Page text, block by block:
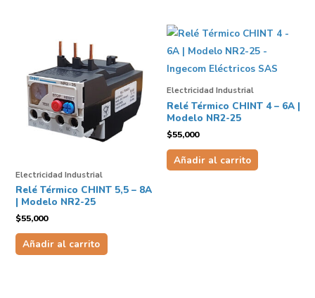
Electricidad Industrial
Relé Térmico CHINT 5,5 – 8A
| Modelo NR2-25
$55,000
Añadir al carrito
Electricidad Industrial
Relé Térmico CHINT 4 – 6A |
Modelo NR2-25
$55,000
Añadir al carrito